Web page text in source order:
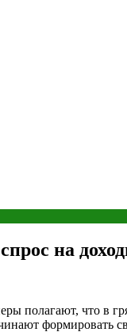
на
полагают, что в
формировать